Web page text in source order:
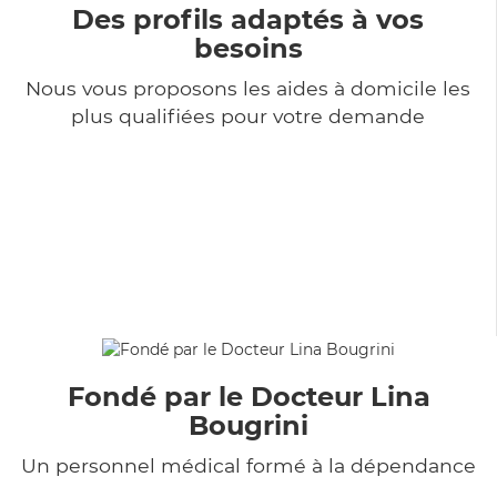
Des profils adaptés à vos
besoins
Nous vous proposons les aides à domicile les
plus qualifiées pour votre demande
Fondé par le Docteur Lina
Bougrini
Un personnel médical formé à la dépendance